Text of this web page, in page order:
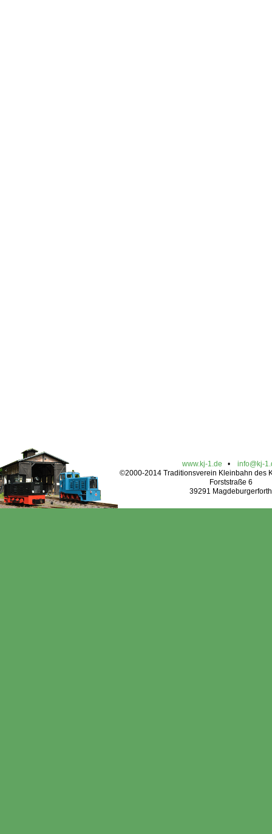
www.kj-1.de • info@kj-
©2000-2014 Traditionsverein Kleinbahn des
Forststraße 6
39291 Magdeburgerforth